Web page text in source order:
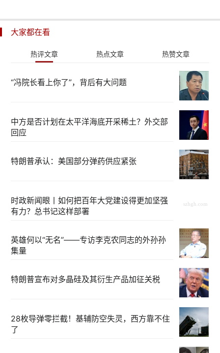
大家都在看
热评文章 热点文章 热赞文章
“冯院长看上你了”，背后有大问题
中方是否计划在太平洋海底开采稀土？外交部
回应
特朗普承认：美国部分弹药供应紧张
时政新闻眼丨如何把百年大党建设得更加坚强
有力？总书记这样部署
英雄何以“无名”——专访李克农同志的外孙孙
集量
特朗普宣布对多晶硅及其衍生产品加征关税
28枚导弹零拦截！基辅防空失灵，西方靠不住
了